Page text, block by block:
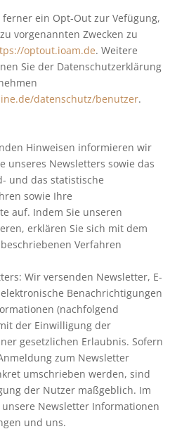
ein Opt-Out zur Vefügung,
vorgenannten Zwecken zu
optout.ioam.de. Weitere
Sie der Datenschutzerklärung
datenschutz/benutzer.
Hinweisen informieren wir
unseres Newsletters sowie das
und das statistische
sowie Ihre
auf. Indem Sie unseren
erklären Sie sich mit dem
Verfahren
Wir versenden Newsletter, E-
Benachrichtigungen
(nachfolgend
der Einwilligung der
gesetzlichen Erlaubnis. Sofern
zum Newsletter
umschrieben werden, sind
der Nutzer maßgeblich. Im
Newsletter Informationen
und uns.